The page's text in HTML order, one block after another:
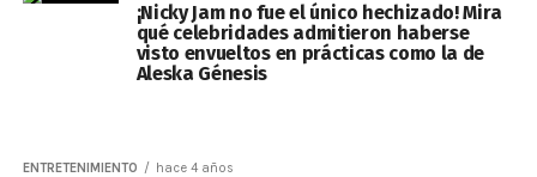
¡Nicky Jam no fue el único hechizado! Mira
qué celebridades admitieron haberse
visto envueltos en prácticas como la de
Aleska Génesis
ENTRETENIMIENTO hace 4 años